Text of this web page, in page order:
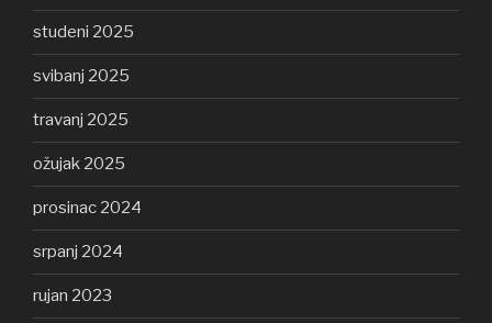
studeni 2025
svibanj 2025
travanj 2025
ožujak 2025
prosinac 2024
srpanj 2024
rujan 2023